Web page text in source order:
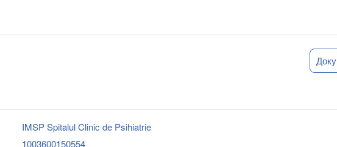
IMSP Spitalul Clinic de Psihiatrie
1003600150554